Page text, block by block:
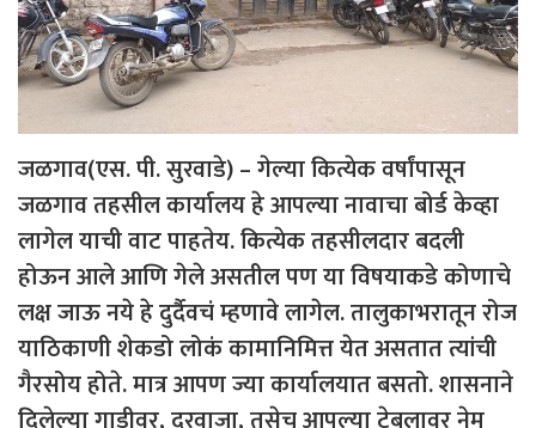
जळगाव(एस. पी. सुरवाडे) – गेल्या कित्येक वर्षांपासून
जळगाव तहसील कार्यालय हे आपल्या नावाचा बोर्ड केव्हा
लागेल याची वाट पाहतेय. कित्येक तहसीलदार बदली
होऊन आले आणि गेले असतील पण या विषयाकडे कोणाचे
लक्ष जाऊ नये हे दुर्दैवचं म्हणावे लागेल. तालुकाभरातून रोज
याठिकाणी शेकडो लोकं कामानिमित्त येत असतात त्यांची
गैरसोय होते. मात्र आपण ज्या कार्यालयात बसतो. शासनाने